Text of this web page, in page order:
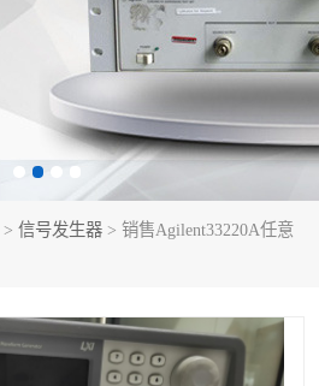
> 信号发生器 > 销售Agilent33220A任意
电池测试仪
函数信号发生器
校准件
阻抗分析仪